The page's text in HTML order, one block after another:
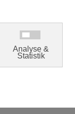
ein besonderes
Daten
Sie über die
und die Ihnen